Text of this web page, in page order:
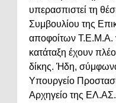
υπερασπιστεί τη
Συμβουλίου της
αποφοίτων Τ.Ε.Μ.Α.
κατάταξη έχουν
δίκης. Ήδη,
Υπουργείο
Αρχηγείο της